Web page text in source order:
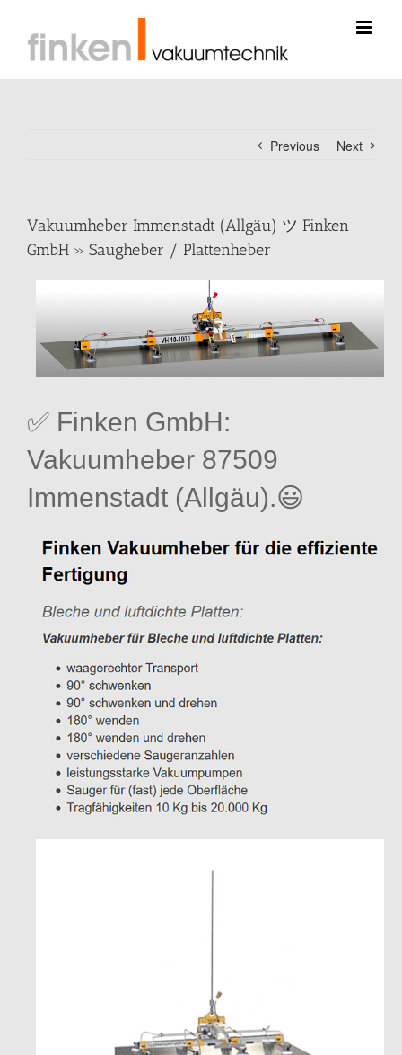
content
Previous Next
Vakuumheber Immenstadt (Allgäu) ツ Finken
GmbH » Saugheber / Plattenheber
✅ Finken GmbH:
Vakuumheber 87509
Immenstadt (Allgäu).😃